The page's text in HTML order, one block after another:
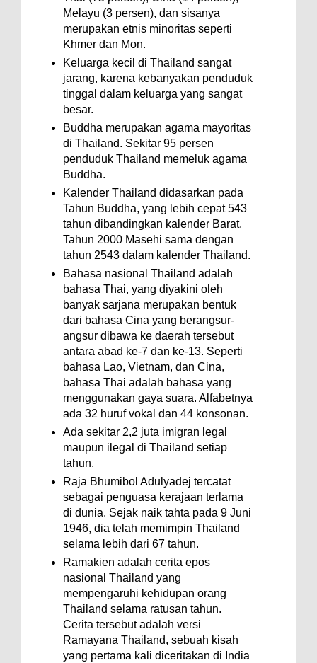
Melayu (3 persen), dan sisanya
merupakan etnis minoritas seperti
Khmer dan Mon.
Keluarga kecil di Thailand sangat
jarang, karena kebanyakan penduduk
tinggal dalam keluarga yang sangat
besar.
Buddha merupakan agama mayoritas
di Thailand. Sekitar 95 persen
penduduk Thailand memeluk agama
Buddha.
Kalender Thailand didasarkan pada
Tahun Buddha, yang lebih cepat 543
tahun dibandingkan kalender Barat.
Tahun 2000 Masehi sama dengan
tahun 2543 dalam kalender Thailand.
Bahasa nasional Thailand adalah
bahasa Thai, yang diyakini oleh
banyak sarjana merupakan bentuk
dari bahasa Cina yang berangsur-
angsur dibawa ke daerah tersebut
antara abad ke-7 dan ke-13. Seperti
bahasa Lao, Vietnam, dan Cina,
bahasa Thai adalah bahasa yang
menggunakan gaya suara. Alfabetnya
ada 32 huruf vokal dan 44 konsonan.
Ada sekitar 2,2 juta imigran legal
maupun ilegal di Thailand setiap
tahun.
Raja Bhumibol Adulyadej tercatat
sebagai penguasa kerajaan terlama
di dunia. Sejak naik tahta pada 9 Juni
1946, dia telah memimpin Thailand
selama lebih dari 67 tahun.
Ramakien adalah cerita epos
nasional Thailand yang
mempengaruhi kehidupan orang
Thailand selama ratusan tahun.
Cerita tersebut adalah versi
Ramayana Thailand, sebuah kisah
yang pertama kali diceritakan di India